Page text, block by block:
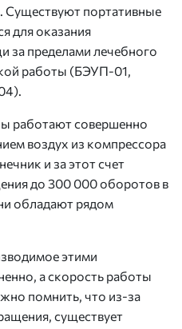
портативные
для оказания
за пределами лечебного
работы (БЭУП-01,
работают совершенно
воздух из компрессора
и за этот счет
до 300 000 оборотов в
обладают рядом
этими
а скорость работы
помнить, что из-за
существует